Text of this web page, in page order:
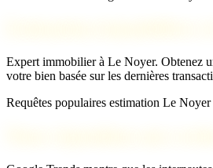
Expert immobilier à Le Noyer. Obtenez
votre bien basée sur les dernières
Requêtes populaires estimation Le Noyer